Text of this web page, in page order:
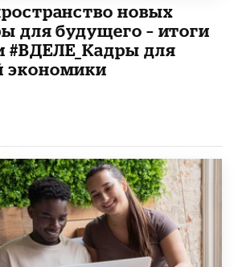
новых
для будущего – итоги
#ВДЕЛЕ_Кадры для
экономики